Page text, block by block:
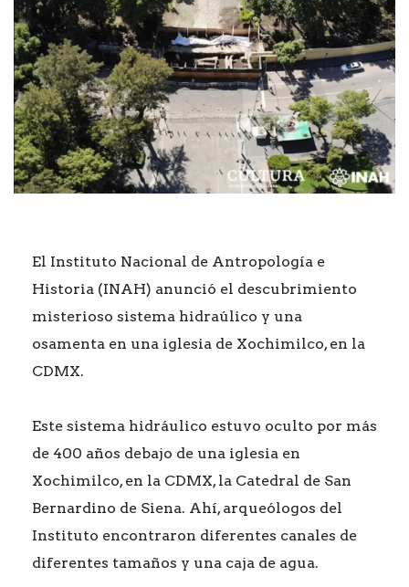
El Instituto Nacional de Antropología e
Historia (INAH) anunció el descubrimiento
misterioso sistema hidraúlico y una
osamenta en una iglesia de Xochimilco, en la
CDMX.
Este sistema hidráulico estuvo oculto por más
de 400 años debajo de una iglesia en
Xochimilco, en la CDMX, la Catedral de San
Bernardino de Siena. Ahí, arqueólogos del
Instituto encontraron diferentes canales de
diferentes tamaños y una caja de agua.